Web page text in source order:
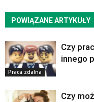
POWIĄZANE ARTYKUŁY
Praca zdalna
Czy
innego
Czy